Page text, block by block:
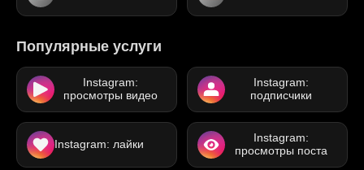
Популярные услуги
Instagram:
просмотры видео
Instagram:
подписчики
Instagram: лайки
Instagram:
просмотры поста